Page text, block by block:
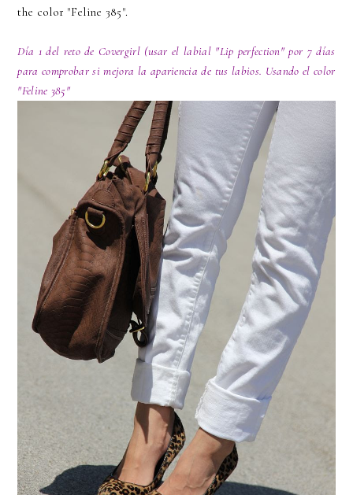
the color "Feline 385".
Día 1 del reto de Covergirl (usar el labial "Lip perfection" por 7 días
para comprobar si mejora la apariencia de tus labios. Usando el color
"Feline 385"